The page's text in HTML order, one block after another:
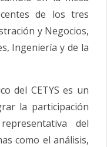
de los tres
y Negocios,
Ingeniería y de la
del CETYS es un
la participación
del
como el análisis,